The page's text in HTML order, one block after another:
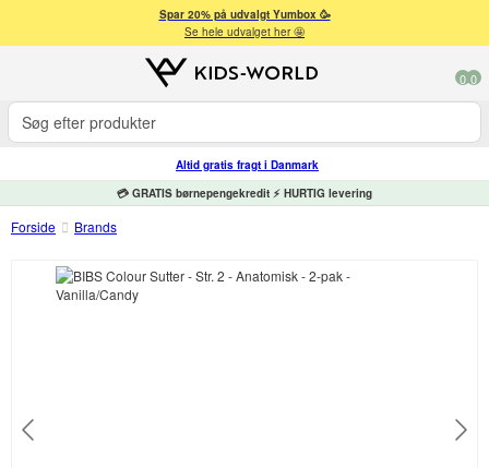
Spar 20% på udvalgt Yumbox 🥳
Se hele udvalget her 🤩
0 0
Altid gratis fragt i Danmark
💳 GRATIS børnepengekredit ⚡ HURTIG levering
Forside Brands